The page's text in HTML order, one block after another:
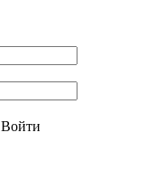
Войти